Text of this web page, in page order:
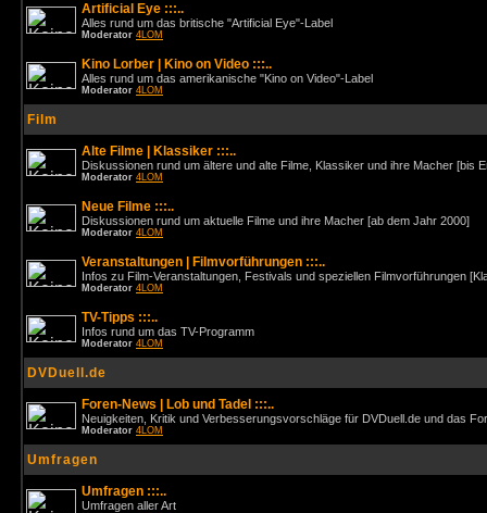
Artificial Eye :::..
Alles rund um das britische "Artificial Eye"-Label
Moderator 4LOM
Kino Lorber | Kino on Video :::..
Alles rund um das amerikanische "Kino on Video"-Label
Moderator 4LOM
Film
Alte Filme | Klassiker :::..
Diskussionen rund um ältere und alte Filme, Klassiker und ihre Macher [bis
Moderator 4LOM
Neue Filme :::..
Diskussionen rund um aktuelle Filme und ihre Macher [ab dem Jahr 2000]
Moderator 4LOM
Veranstaltungen | Filmvorführungen :::..
Infos zu Film-Veranstaltungen, Festivals und speziellen Filmvorführungen
Moderator 4LOM
TV-Tipps :::..
Infos rund um das TV-Programm
Moderator 4LOM
DVDuell.de
Foren-News | Lob und Tadel :::..
Neuigkeiten, Kritik und Verbesserungsvorschläge für DVDuell.de und das
Moderator 4LOM
Umfragen
Umfragen :::..
Umfragen aller Art